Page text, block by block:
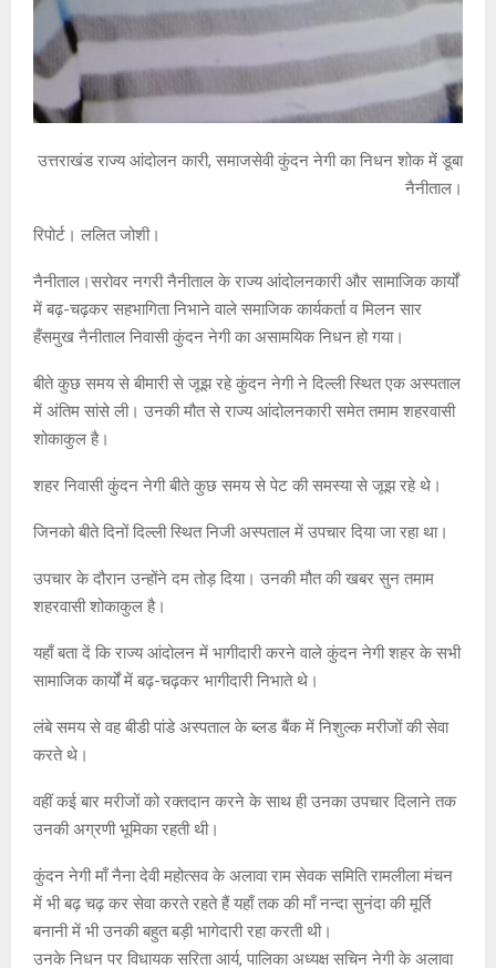
उत्तराखंड राज्य आंदोलन कारी, समाजसेवी कुंदन नेगी का निधन शोक में डूबा
नैनीताल।
रिपोर्ट। ललित जोशी।
नैनीताल।सरोवर नगरी नैनीताल के राज्य आंदोलनकारी और सामाजिक कार्यों
में बढ़-चढ़कर सहभागिता निभाने वाले समाजिक कार्यकर्ता व मिलन सार
हँसमुख नैनीताल निवासी कुंदन नेगी का असामयिक निधन हो गया।
बीते कुछ समय से बीमारी से जूझ रहे कुंदन नेगी ने दिल्ली स्थित एक अस्पताल
में अंतिम सांसे ली। उनकी मौत से राज्य आंदोलनकारी समेत तमाम शहरवासी
शोकाकुल है।
शहर निवासी कुंदन नेगी बीते कुछ समय से पेट की समस्या से जूझ रहे थे।
जिनको बीते दिनों दिल्ली स्थित निजी अस्पताल में उपचार दिया जा रहा था।
उपचार के दौरान उन्होंने दम तोड़ दिया। उनकी मौत की खबर सुन तमाम
शहरवासी शोकाकुल है।
यहाँ बता दें कि राज्य आंदोलन में भागीदारी करने वाले कुंदन नेगी शहर के सभी
सामाजिक कार्यों में बढ़-चढ़कर भागीदारी निभाते थे।
लंबे समय से वह बीडी पांडे अस्पताल के ब्लड बैंक में निशुल्क मरीजों की सेवा
करते थे।
वहीं कई बार मरीजों को रक्तदान करने के साथ ही उनका उपचार दिलाने तक
उनकी अग्रणी भूमिका रहती थी।
कुंदन नेगी माँ नैना देवी महोत्सव के अलावा राम सेवक समिति रामलीला मंचन
में भी बढ़ चढ़ कर सेवा करते रहते हैं यहाँ तक की माँ नन्दा सुनंदा की मूर्ति
बनानी में भी उनकी बहुत बड़ी भागेदारी रहा करती थी।
उनके निधन पर विधायक सरिता आर्य, पालिका अध्यक्ष सचिन नेगी के अलावा